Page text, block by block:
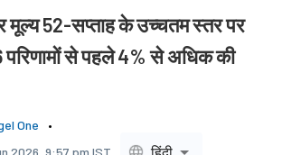
मूल्य 52-सप्ताह के उच्चतम स्तर पर
परिणामों से पहले 4% से अधिक की
One
2026, 9:57 pm IST